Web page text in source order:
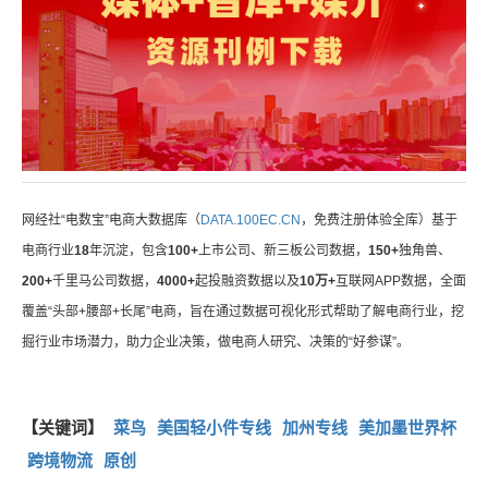
网经社“电数宝”电商大数据库（DATA.100EC.CN ，免费注册体验全库）基于
电商行业18年沉淀，包含100+ 上市公司、新三板公司数据， 150+独角兽、
200+千里马公司数据， 4000+起投融资数据以及10万+互联网APP数据，全面
覆盖“头部+腰部+长尾”电商，旨在通过数据可视化形式帮助了解电商行业，挖
掘行业市场潜力，助力企业决策，做电商人研究、决策的“好参谋”。
【关键词】 菜鸟 美国轻小件专线 加州专线 美加墨世界杯
跨境物流
原创